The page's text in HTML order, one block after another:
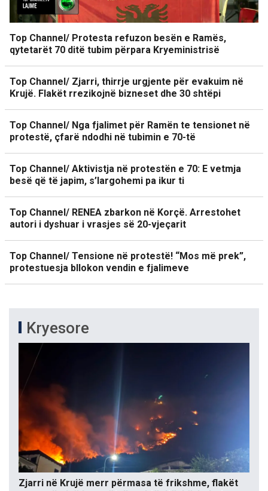
Top Channel/ Protesta refuzon besën e Ramës,
qytetarët 70 ditë tubim përpara Kryeministrisë
Top Channel/ Zjarri, thirrje urgjente për evakuim në
Krujë. Flakët rrezikojnë bizneset dhe 30 shtëpi
Top Channel/ Nga fjalimet për Ramën te tensionet në
protestë, çfarë ndodhi në tubimin e 70-të
Top Channel/ Aktivistja në protestën e 70: E vetmja
besë që të japim, s’largohemi pa ikur ti
Top Channel/ RENEA zbarkon në Korçë. Arrestohet
autori i dyshuar i vrasjes së 20-vjeçarit
Top Channel/ Tensione në protestë! “Mos më prek”,
protestuesja bllokon vendin e fjalimeve
Kryesore
Zjarri në Krujë merr përmasa të frikshme, flakët